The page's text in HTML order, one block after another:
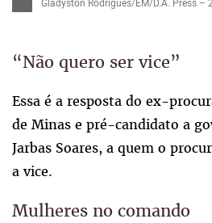
“Não quero ser vice”
Essa é a resposta do ex-
de Minas e pré-candidato a
Jarbas Soares, a quem o
a vice.
Mulheres no comando